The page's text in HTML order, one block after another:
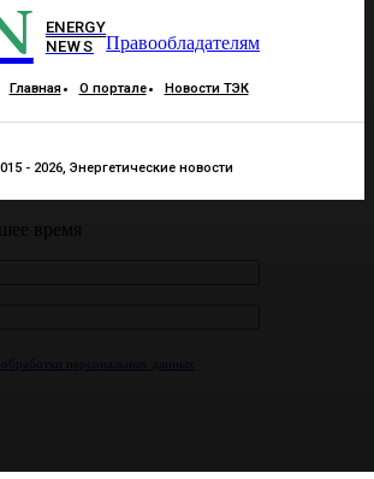
ENERGY
NEWS
Правообладателям
Главная О портале Новости ТЭК
- 2026, Энергетические новости
время